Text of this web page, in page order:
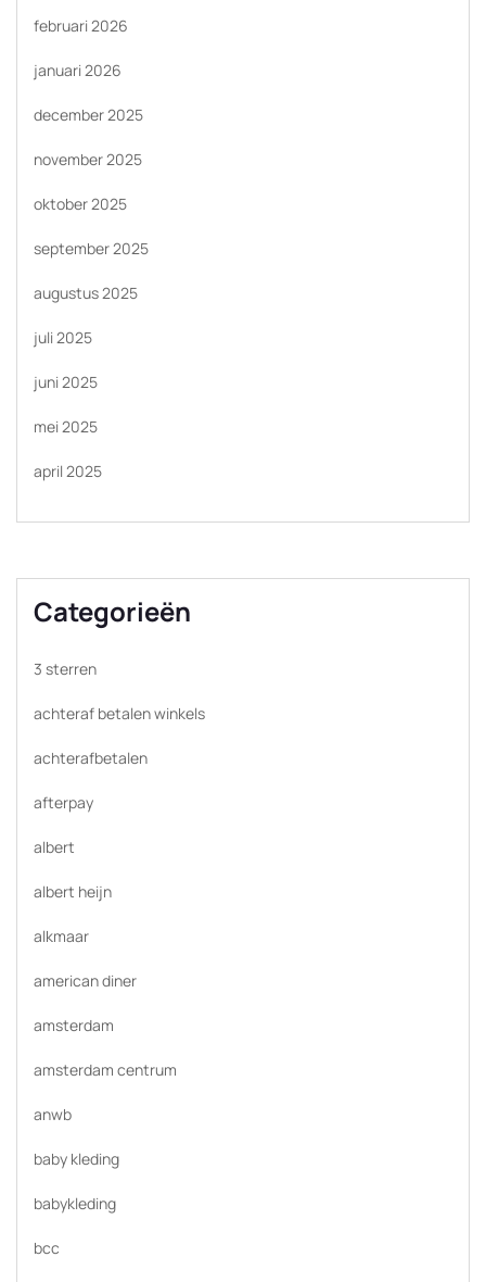
februari 2026
januari 2026
december 2025
november 2025
oktober 2025
september 2025
augustus 2025
juli 2025
juni 2025
mei 2025
april 2025
Categorieën
3 sterren
achteraf betalen winkels
achterafbetalen
afterpay
albert
albert heijn
alkmaar
american diner
amsterdam
amsterdam centrum
anwb
baby kleding
babykleding
bcc